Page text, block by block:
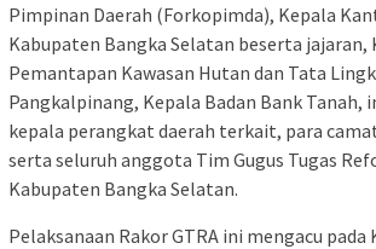
Pimpinan Daerah (Forkopimda), Kepala
Kabupaten Bangka Selatan beserta jajaran,
Pemantapan Kawasan Hutan dan Tata
Pangkalpinang, Kepala Badan Bank Tanah,
kepala perangkat daerah terkait, para
serta seluruh anggota Tim Gugus Tugas
Kabupaten Bangka Selatan.
Pelaksanaan Rakor GTRA ini mengacu